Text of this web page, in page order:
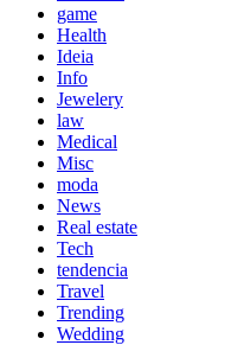
game
Health
Ideia
Info
Jewelery
law
Medical
Misc
moda
News
Real estate
Tech
tendencia
Travel
Trending
Wedding